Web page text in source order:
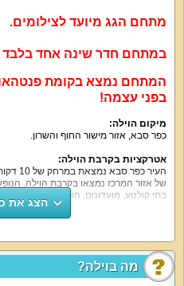
מה בוילה?
מתחם הגג מיועד לצילומים.
במתחם חדר שינה אחד בלבד - עד 20 אורחים
המתחם נמצא בקומת פנטהאוז
בפני עצמה!
מיקום הוילה:
כפר סבא, אזור מישור החוף והשרון.
אטרקציות בקרבת הוילה:
העיר
של אזור המרכז נמצאו בקרבת הוילה.
בתי קולנוע, מועדונים, הופעות חיות,
על קצה המזלג:
אם אתם מחפשים וילה למסיבה, אירוע
הצג את